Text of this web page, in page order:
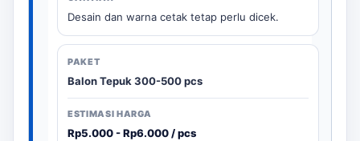
Desain dan warna cetak tetap perlu dicek.
Balon Tepuk 300-500 pcs
Rp5.000 - Rp6.000 / pcs